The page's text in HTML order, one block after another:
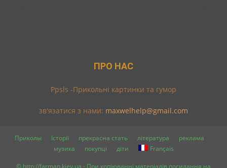
ПРО НАС
Ppsls -Прикольні картинки та гумор
зв'язатися з нами: maxwelhelp@gmail.com
Приколы Історії прекрасна стать література
реклама
музика
покупці діти Français
© http://farman.kiev.ua - При копіюванні матеріалів посилання на